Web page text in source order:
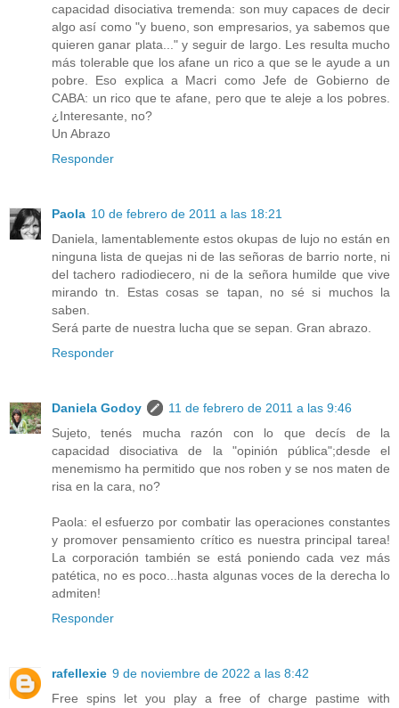
capacidad disociativa tremenda: son muy capaces de decir
algo así como "y bueno, son empresarios, ya sabemos que
quieren ganar plata..." y seguir de largo. Les resulta mucho
más tolerable que los afane un rico a que se le ayude a un
pobre. Eso explica a Macri como Jefe de Gobierno de
CABA: un rico que te afane, pero que te aleje a los pobres.
¿Interesante, no?
Un Abrazo
Responder
Paola 10 de febrero de 2011 a las 18:21
Daniela, lamentablemente estos okupas de lujo no están en
ninguna lista de quejas ni de las señoras de barrio norte, ni
del tachero radiodiecero, ni de la señora humilde que vive
mirando tn. Estas cosas se tapan, no sé si muchos la
saben.
Será parte de nuestra lucha que se sepan. Gran abrazo.
Responder
Daniela Godoy
11 de febrero de 2011 a las 9:46
Sujeto, tenés mucha razón con lo que decís de la
capacidad disociativa de la "opinión pública";desde el
menemismo ha permitido que nos roben y se nos maten de
risa en la cara, no?
Paola: el esfuerzo por combatir las operaciones constantes
y promover pensamiento crítico es nuestra principal tarea!
La corporación también se está poniendo cada vez más
patética, no es poco...hasta algunas voces de la derecha lo
admiten!
Responder
rafellexie 9 de noviembre de 2022 a las 8:42
Free spins let you play a free of charge pastime with